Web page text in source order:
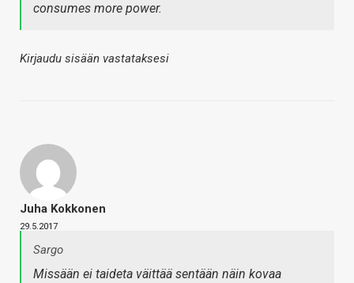
consumes more power.
Kirjaudu sisään vastataksesi
Juha Kokkonen
29.5.2017
Sargo
Missään ei taideta väittää sentään näin kovaa